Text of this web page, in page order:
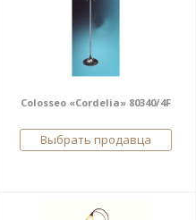
Colosseo «Cordelia» 80340/4F
Выбрать продавца